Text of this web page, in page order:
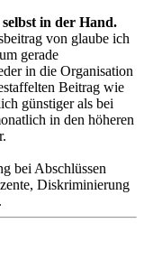
in der Hand.
von glaube ich
gerade
in die Organisation
Beitrag wie
günstiger als bei
in den höheren
bei Abschlüssen
Diskriminierung